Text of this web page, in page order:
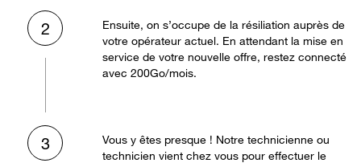
2
Ensuite, on s’occupe de la résiliation auprès de
votre opérateur actuel. En attendant la mise en
service de votre nouvelle offre, restez connecté
avec 200Go/mois.
3
Vous y êtes presque ! Notre technicienne ou
technicien vient chez vous pour effectuer le